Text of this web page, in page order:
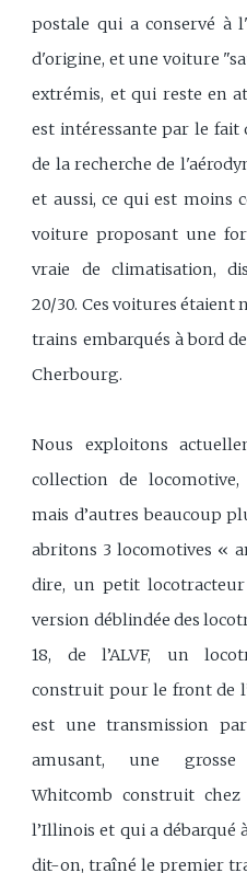
postale qui a conservé à
d'origine, et une voiture
extrémis, et qui reste en
est intéressante par le
de la recherche de
et aussi, ce qui est moins
voiture proposant une
vraie de climatisation,
20/30. Ces voitures
trains embarqués à bord
Cherbourg.
Nous exploitons
collection de locomotive,
mais d’autres beaucoup
abritons 3 locomotives «
dire, un petit
version déblindée des
18, de l’ALVF, un
construit pour le front de
est une transmission
amusant, une grosse
Whitcomb construit
l’Illinois et qui a débarqué
dit-on, traîné le premier